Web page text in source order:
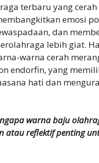
terbaru yang
emosi
dan
lebih giat.
warna cerah
endorfin, yang
hati dan
warna baju
atau reflektif penting